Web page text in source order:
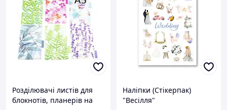
Розділювачі листів для
блокнотів, планерів на
Наліпки (Стікерпак)
"Весілля"